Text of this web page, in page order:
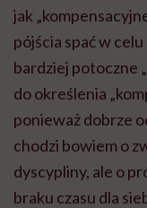
jak
pójścia spać w
bardziej potoczne
do określenia
ponieważ dobrze
chodzi bowiem o
dyscypliny, ale o
braku czasu dla